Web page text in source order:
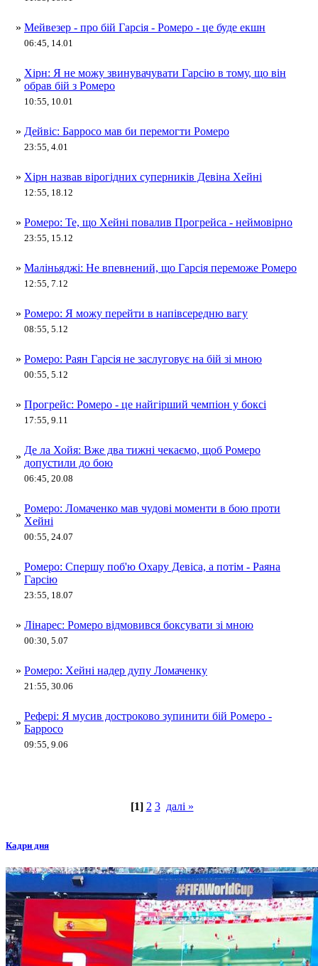
» Мейвезер - про бій Гарсія - Ромеро - це буде екшн
06:45, 14.01
»
Хірн: Я не можу звинувачувати Гарсію в тому, що він
обрав бій з Ромеро
10:55, 10.01
» Дейвіс: Барросо мав би перемогти Ромеро
23:55, 4.01
» Хірн назвав вірогідних суперників Девіна Хейні
12:55, 18.12
» Ромеро: Те, що Хейні повалив Прогрейса - неймовірно
23:55, 15.12
» Маліньяджі: Не впевнений, що Гарсія переможе Ромеро
12:55, 7.12
» Ромеро: Я можу перейти в напівсередню вагу
08:55, 5.12
» Ромеро: Раян Гарсія не заслуговує на бій зі мною
00:55, 5.12
» Прогрейс: Ромеро - це найгірший чемпіон у боксі
17:55, 9.11
»
Де ла Хойя: Вже два тижні чекаємо, щоб Ромеро
допустили до бою
06:45, 20.08
»
Ромеро: Ломаченко мав чудові моменти в бою проти
Хейні
00:55, 24.07
»
Ромеро: Спершу поб'ю Охару Девіса, а потім - Раяна
Гарсію
23:55, 18.07
» Лінарес: Ромеро відмовився боксувати зі мною
00:30, 5.07
» Ромеро: Хейні надер дупу Ломаченку
21:55, 30.06
»
Рефері: Я мусив достроково зупинити бій Ромеро -
Барросо
09:55, 9.06
[1] 2 3 далі »
Кадри дня